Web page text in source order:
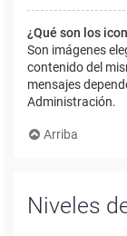
¿Qué son los
Son imágenes
contenido del
mensajes
Administración.
Arriba
Niveles